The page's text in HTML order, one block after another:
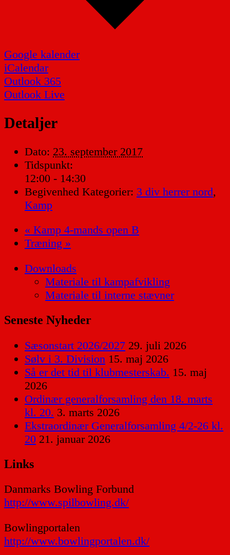
Google kalender
iCalendar
Outlook 365
Outlook Live
Detaljer
Dato: 23. september 2017
Tidspunkt:
12:00 - 14:30
Begivenhed Kategorier: 3 div herrer nord,
Kamp
« Kamp 4-mands open B
Træning »
Downloads
Materiale til kampafvikling
Materiale til interne stævner
Seneste Nyheder
Sæsonstart 2026/2027 29. juli 2026
Sølv i 3. Division 15. maj 2026
Så er det tid til klubmesterskab. 15. maj
2026
Ordinær generalforsamling den 18. marts
kl. 20. 3. marts 2026
Ekstraordinær Generalforsamling 4/2-26 kl.
20 21. januar 2026
Links
Danmarks Bowling Forbund
http://www.spilbowling.dk/
Bowlingportalen
http://www.bowlingportalen.dk/